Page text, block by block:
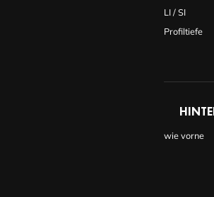
LI / SI
Profiltiefe
wie vorne